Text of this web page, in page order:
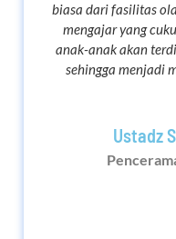
biasa dari fasilitas
mengajar yang
anak-anak akan
sehingga menjadi
Ustadz